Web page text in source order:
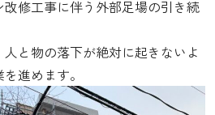
修工事に伴う外部足場の引き続
と物の落下が絶対に起きないよ
進めます。